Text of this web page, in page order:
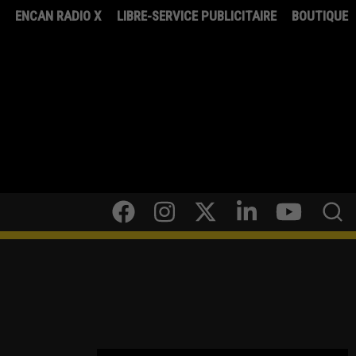
ENCAN RADIO X LIBRE-SERVICE PUBLICITAIRE BOUTIQUE